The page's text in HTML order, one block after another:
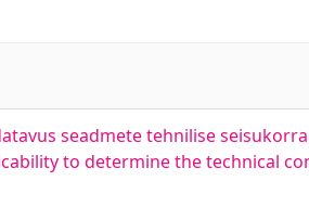
seadmete tehnilise
to determine the technical